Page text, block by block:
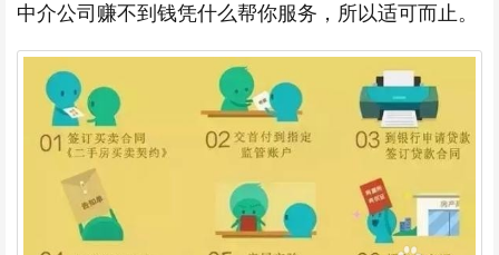
中介公司赚不到钱凭什么帮你服务，所以适可而止。